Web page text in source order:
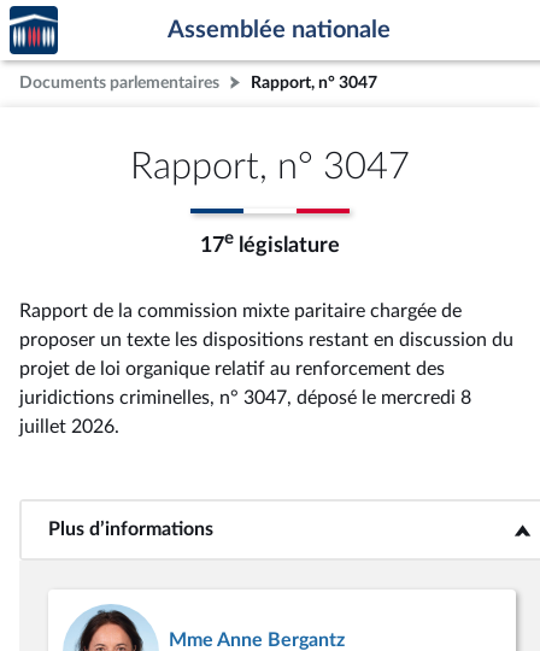
Aller au contenu
Aller en bas de la page
Accèder
à la
page
d'accueil
Assemblée nationale
Documents parlementaires Rapport, n° 3047
Rapport, n° 3047
17e législature
Rapport de la commission mixte paritaire chargée de
proposer un texte les dispositions restant en discussion du
projet de loi organique relatif au renforcement des
juridictions criminelles, n° 3047, déposé le mercredi 8
juillet 2026.
Plus d’informations<b>Plus d’informations</b>
Mme Anne Bergantz